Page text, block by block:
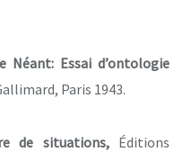
Néant: Essai d’ontologie
Paris 1943.
de situations, Éditions